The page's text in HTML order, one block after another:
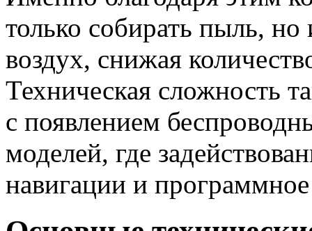
только собирать пыль,
воздух, снижая
Техническая сложность
с появлением
моделей, где
навигации и